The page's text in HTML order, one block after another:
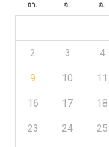
อา. จ. อ.
2 3 4
9 10 11
16 17 18
23 24 25